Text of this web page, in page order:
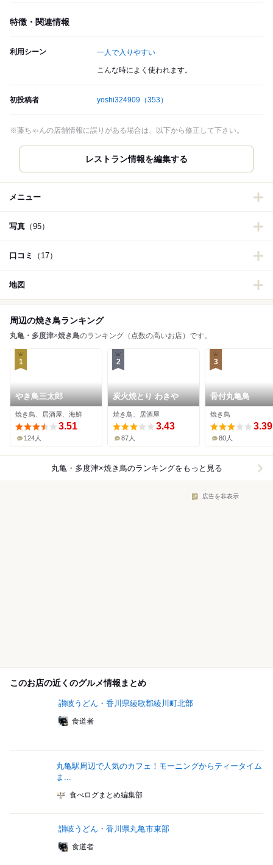
特徴・関連情報
利用シーン 一人で入りやすい
こんな時によく使われます。
初投稿者 yoshi324909 （353）
※藤ちゃんの店舗情報に誤りがある場合は、以下から修正して下さい。
メニュー
写真 （95）
口コミ （17）
地図
周辺の焼き鳥ランキング
丸亀・多度津×焼き鳥のランキング（点数の高いお店）です。
1
やき鳥三太郎
焼き鳥、居酒屋、海鮮
3.51
124人
2
炭火焼とり わきや
焼き鳥、居酒屋
3.43
87人
3
骨付丸亀鳥
焼き鳥
3.39
80人
丸亀・多度津×焼き鳥のランキングをもっと見る
広告を非表示
このお店の近くのグルメ情報まとめ
讃岐うどん・香川県綾歌郡綾川町北部
食道者
丸亀駅周辺で人気のカフェ！モーニングからティータイム
ま...
食べログまとめ編集部
讃岐うどん・香川県丸亀市東部
食道者